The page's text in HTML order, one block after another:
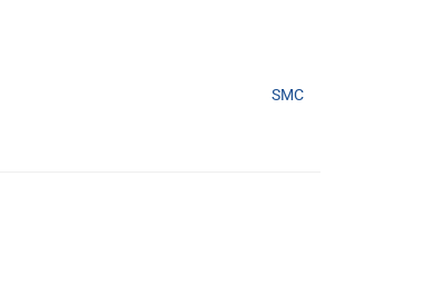
SMC